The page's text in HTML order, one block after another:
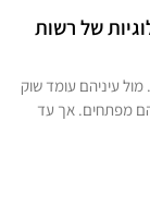
של רשות
מול עיניהם עומד שוק
מפתחים. אך עד